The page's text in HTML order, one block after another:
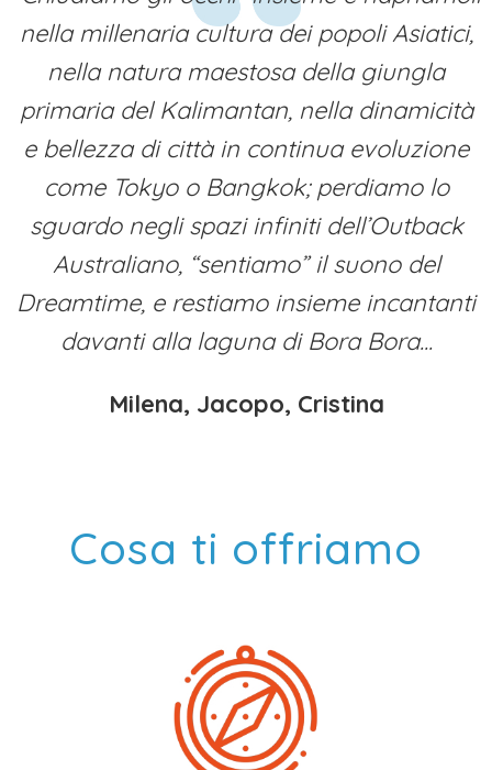
nella millenaria cultura dei popoli Asiatici,
nella natura maestosa della giungla
primaria del Kalimantan, nella dinamicità
e bellezza di città in continua evoluzione
come Tokyo o Bangkok; perdiamo lo
sguardo negli spazi infiniti dell’Outback
Australiano, “sentiamo” il suono del
Dreamtime, e restiamo insieme incantanti
davanti alla laguna di Bora Bora...
Milena, Jacopo, Cristina
Cosa ti offriamo